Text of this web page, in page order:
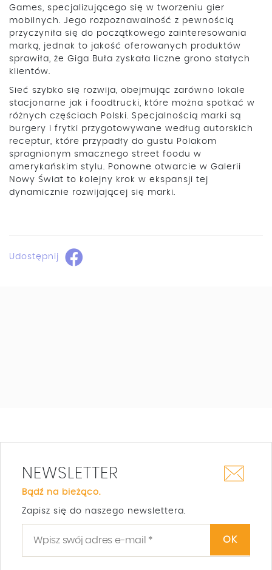
Games, specjalizującego się w tworzeniu gier
mobilnych. Jego rozpoznawalność z pewnością
przyczyniła się do początkowego zainteresowania
marką, jednak to jakość oferowanych produktów
sprawiła, że Giga Buła zyskała liczne grono stałych
klientów.
Sieć szybko się rozwija, obejmując zarówno lokale
stacjonarne jak i foodtrucki, które można spotkać w
różnych częściach Polski. Specjalnością marki są
burgery i frytki przygotowywane według autorskich
receptur, które przypadły do gustu Polakom
spragnionym smacznego street foodu w
amerykańskim stylu. Ponowne otwarcie w Galerii
Nowy Świat to kolejny krok w ekspansji tej
dynamicznie rozwijającej się marki.
Udostępnij
NEWSLETTER
Bądź na bieżąco.
Zapisz się do naszego newslettera.